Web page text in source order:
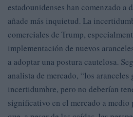
estadounidenses han comenzado a
añade más inquietud. La
comerciales de Trump,
implementación de nuevos
a adoptar una postura cautelosa.
analista de mercado, “los
incertidumbre, pero no deberían
significativo en el mercado a medio